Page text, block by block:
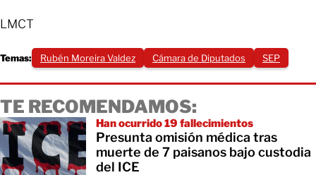
LMCT
Temas: Rubén Moreira Valdez Cámara de Diputados SEP
TE RECOMENDAMOS:
Han ocurrido 19 fallecimientos
Presunta omisión médica tras
muerte de 7 paisanos bajo custodia
del ICE